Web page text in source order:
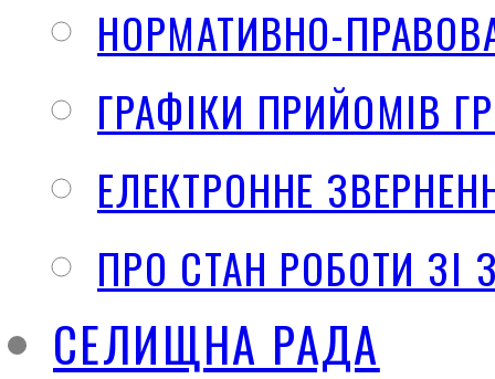
НОРМАТИВНО-
ГРАФІКИ ПРИЙОМІВ
ЕЛЕКТРОННЕ
ПРО СТАН РОБОТИ
СЕЛИЩНА РАДА